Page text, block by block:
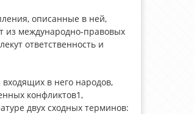
описанные в ней,
из международно-правовых
ответственность и
в него народов,
конфликтов1,
двух сходных терминов: